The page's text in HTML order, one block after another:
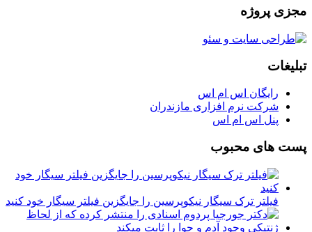
مجزی پروژه
تبلیغات
رایگان اس ام اس
شرکت نرم افزاری مازندران
پنل اس ام اس
پست های محبوب
فیلتر ترک سیگار نیکوپرسین را جایگزین فیلتر سیگار خود کنید